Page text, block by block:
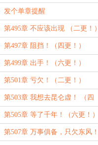
发个单章提醒
第495章 不应该出现 （二更！）
第497章 阻挡！（四更！）
第499章 出手！（六更！）
第501章 亏欠！（二更！）
第503章 我想去昆仑虚！ （四
更！）
第505章 等了千年！（六更！）
第507章 万事俱备，只欠东风！